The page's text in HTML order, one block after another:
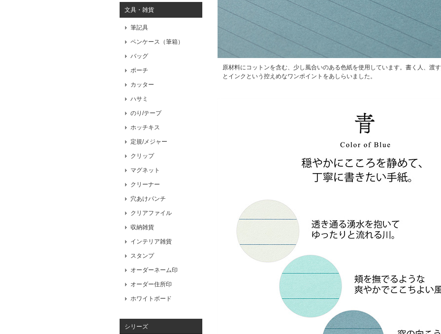
文具・雑貨
筆記具
ペンケース（筆箱）
バッグ
ポーチ
カッター
ハサミ
のり/テープ
ホッチキス
定規/メジャー
クリップ
マグネット
クリーナー
穴あけパンチ
クリアファイル
収納雑貨
インテリア雑貨
スタンプ
オーダーネーム印
オーダー住所印
ホワイトボード
シリーズ
原材料にコットンを含む、少し風合いのある色紙を使用しています。書く人、渡
とインクという控えめなワンポイントをあしらいました。